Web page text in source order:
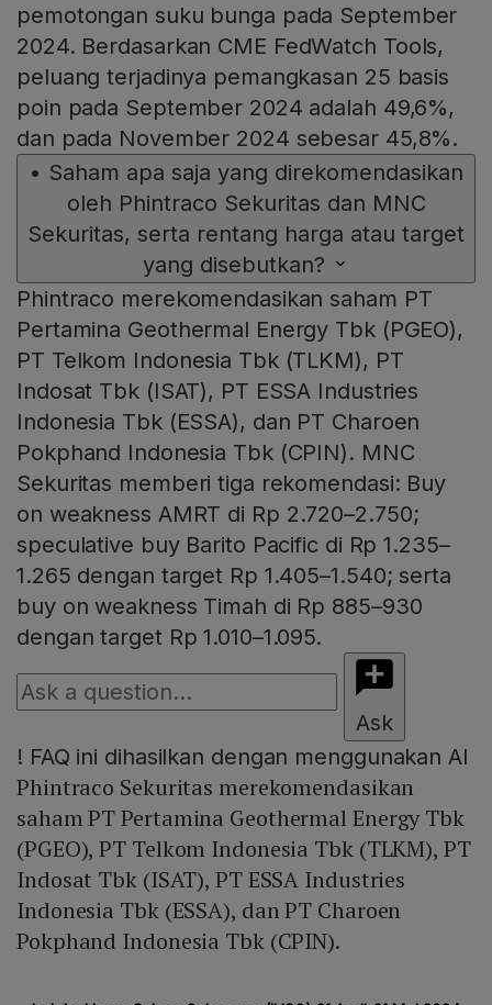
pemotongan suku bunga pada September
2024. Berdasarkan CME FedWatch Tools,
peluang terjadinya pemangkasan 25 basis
poin pada September 2024 adalah 49,6%,
dan pada November 2024 sebesar 45,8%.
• Saham apa saja yang direkomendasikan
oleh Phintraco Sekuritas dan MNC
Sekuritas, serta rentang harga atau target
yang disebutkan?
Phintraco merekomendasikan saham PT
Pertamina Geothermal Energy Tbk (PGEO),
PT Telkom Indonesia Tbk (TLKM), PT
Indosat Tbk (ISAT), PT ESSA Industries
Indonesia Tbk (ESSA), dan PT Charoen
Pokphand Indonesia Tbk (CPIN). MNC
Sekuritas memberi tiga rekomendasi: Buy
on weakness AMRT di Rp 2.720–2.750;
speculative buy Barito Pacific di Rp 1.235–
1.265 dengan target Rp 1.405–1.540; serta
buy on weakness Timah di Rp 885–930
dengan target Rp 1.010–1.095.
Ask
! FAQ ini dihasilkan dengan menggunakan AI
Phintraco Sekuritas merekomendasikan
saham PT Pertamina Geothermal Energy Tbk
(PGEO), PT Telkom Indonesia Tbk (TLKM), PT
Indosat Tbk (ISAT), PT ESSA Industries
Indonesia Tbk (ESSA), dan PT Charoen
Pokphand Indonesia Tbk (CPIN).